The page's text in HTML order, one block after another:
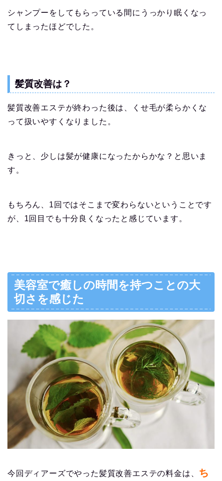
シャンプーをしてもらっている間にうっかり眠くなっ
てしまったほどでした。
髪質改善は？
髪質改善エステが終わった後は、くせ毛が柔らかくな
って扱いやすくなりました。
きっと、少しは髪が健康になったからかな？と思いま
す。
もちろん、1回ではそこまで変わらないということです
が、1回目でも十分良くなったと感じています。
美容室で癒しの時間を持つことの大
切さを感じた
今回ディアーズでやった髪質改善エステの料金は、 ち